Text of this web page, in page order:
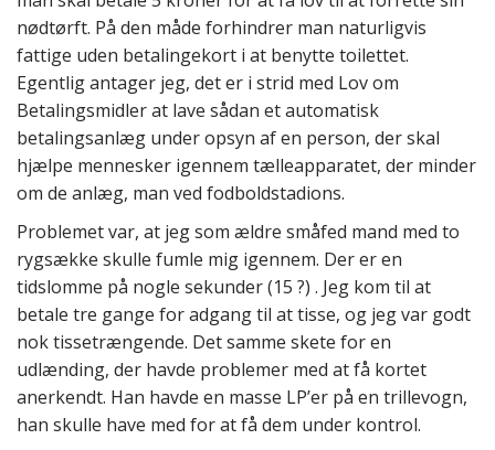
nødtørft. På den måde forhindrer man naturligvis
fattige uden betalingekort i at benytte toilettet.
Egentlig antager jeg, det er i strid med Lov om
Betalingsmidler at lave sådan et automatisk
betalingsanlæg under opsyn af en person, der skal
hjælpe mennesker igennem tælleapparatet, der minder
om de anlæg, man ved fodboldstadions.
Problemet var, at jeg som ældre småfed mand med to
rygsække skulle fumle mig igennem. Der er en
tidslomme på nogle sekunder (15 ?) . Jeg kom til at
betale tre gange for adgang til at tisse, og jeg var godt
nok tissetrængende. Det samme skete for en
udlænding, der havde problemer med at få kortet
anerkendt. Han havde en masse LP’er på en trillevogn,
han skulle have med for at få dem under kontrol.